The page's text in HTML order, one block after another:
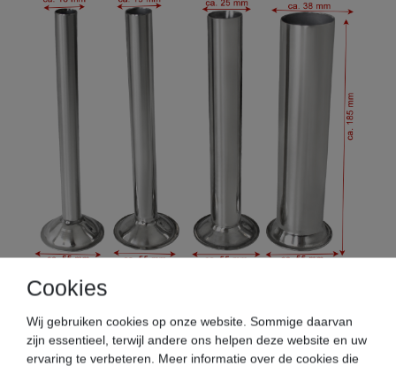
Elektrisch: Bediening met voetpedaal, zodat je met
Ontluchtingsventiel (roestvrij staal)
Cookies
Wij gebruiken cookies op onze website. Sommige daarvan
zijn essentieel, terwijl andere ons helpen deze website en uw
ervaring te verbeteren. Meer informatie over de cookies die